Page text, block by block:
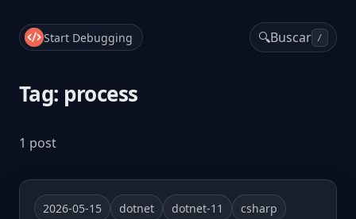
Start Debugging 🔍Buscar /
Tag: process
1 post
2026-05-15 dotnet dotnet-11 csharp